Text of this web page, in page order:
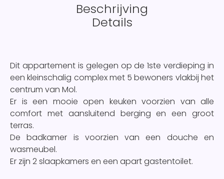
Beschrijving
Details
Dit appartement is gelegen op de 1ste verdieping in
een kleinschalig complex met 5 bewoners vlakbij het
centrum van Mol.
Er is een mooie open keuken voorzien van alle
comfort met aansluitend berging en een groot
terras.
De badkamer is voorzien van een douche en
wasmeubel.
Er zijn 2 slaapkamers en een apart gastentoilet.